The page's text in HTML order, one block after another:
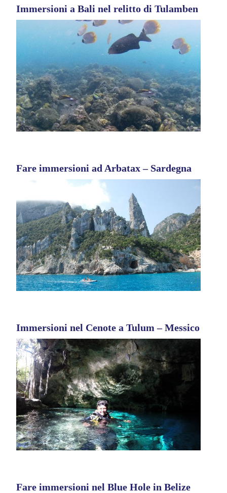
Immersioni a Bali nel relitto di Tulamben
Fare immersioni ad Arbatax – Sardegna
Immersioni nel Cenote a Tulum – Messico
Fare immersioni nel Blue Hole in Belize